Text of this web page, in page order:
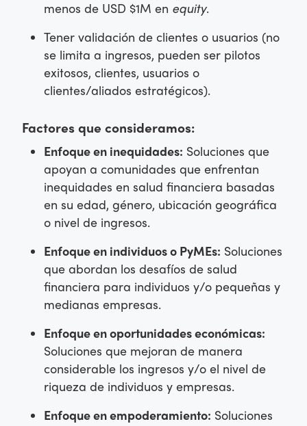
menos de USD $1M en equity.
Tener validación de clientes o usuarios (no
se limita a ingresos, pueden ser pilotos
exitosos, clientes, usuarios o
clientes/aliados estratégicos).
Factores que consideramos:
Enfoque en inequidades: Soluciones que
apoyan a comunidades que enfrentan
inequidades en salud financiera basadas
en su edad, género, ubicación geográfica
o nivel de ingresos.
Enfoque en individuos o PyMEs: Soluciones
que abordan los desafíos de salud
financiera para individuos y/o pequeñas y
medianas empresas.
Enfoque en oportunidades económicas:
Soluciones que mejoran de manera
considerable los ingresos y/o el nivel de
riqueza de individuos y empresas.
Enfoque en empoderamiento: Soluciones